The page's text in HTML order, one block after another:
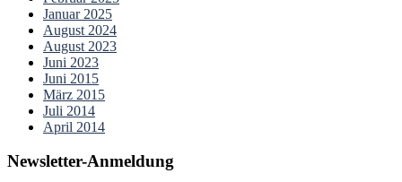
Januar 2025
August 2024
August 2023
Juni 2023
Juni 2015
März 2015
Juli 2014
April 2014
Newsletter-Anmeldung